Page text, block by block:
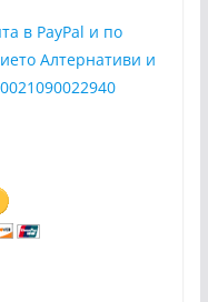
в PayPal и по
Алтернативи и